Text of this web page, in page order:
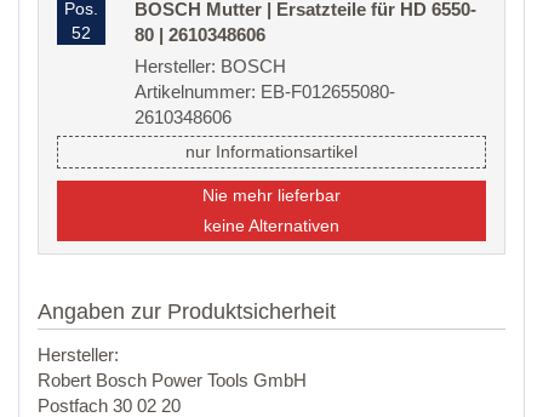
Pos.
52
BOSCH Mutter | Ersatzteile für HD 6550-
80 | 2610348606
Hersteller: BOSCH
Artikelnummer: EB-F012655080-
2610348606
nur Informationsartikel
Nie mehr lieferbar
keine Alternativen
Angaben zur Produktsicherheit
Hersteller:
Robert Bosch Power Tools GmbH
Postfach 30 02 20